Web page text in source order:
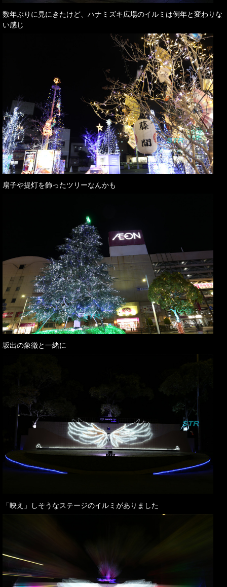
数年ぶりに見にきたけど、ハナミズキ広場のイルミは例年と変わりな
い感じ
扇子や提灯を飾ったツリーなんかも
坂出の象徴と一緒に
「映え」しそうなステージのイルミがありました